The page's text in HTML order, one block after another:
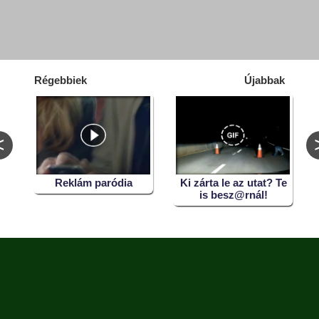
Régebbiek Újabbak
Reklám paródia
Ki zárta le az utat? Te
is besz@rnál!